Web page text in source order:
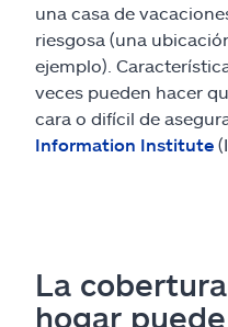
una casa de
riesgosa (una
ejemplo).
veces pueden hacer
cara o difícil de
Information Institute
La
hogar